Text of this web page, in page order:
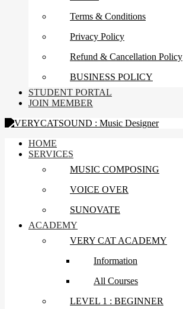
Terms & Conditions
Privacy Policy
Refund & Cancellation Policy
BUSINESS POLICY
STUDENT PORTAL
JOIN MEMBER
HOME
SERVICES
MUSIC COMPOSING
VOICE OVER
SUNOVATE
ACADEMY
VERY CAT ACADEMY
Information
All Courses
LEVEL 1 : BEGINNER